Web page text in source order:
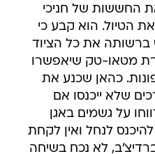
את החששות של חניכי
הטיול. הוא קבע כי
ברשותה את כל הציוד
מטאו-טק שיאפשרו
כהאן שכנע את
שלא ייכנסו אם
על גשמים באגן
לנחל ואין לקחת
לא נכח בשיחה